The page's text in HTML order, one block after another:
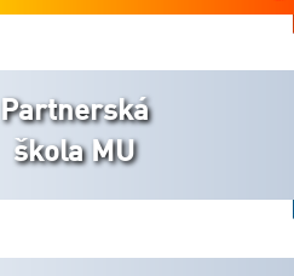
Partnerská
škola MU